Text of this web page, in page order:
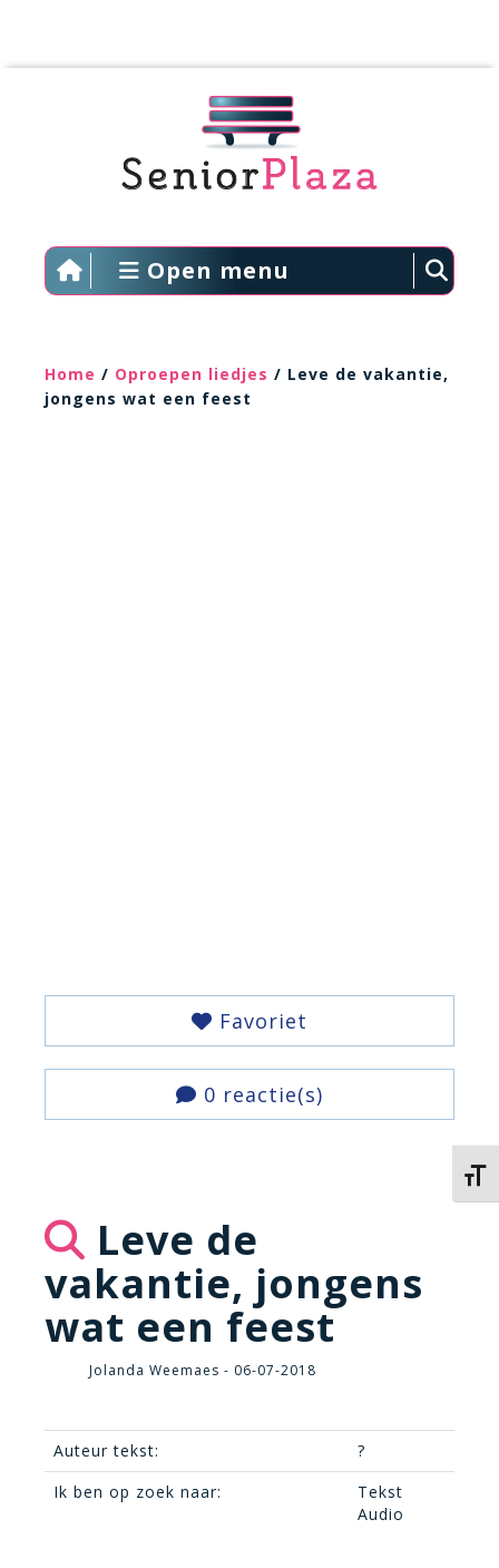
Open menu
Home / Oproepen liedjes / Leve de vakantie,
jongens wat een feest
Favoriet
0 reactie(s)
Leve de
vakantie, jongens
wat een feest
Jolanda Weemaes - 06-07-2018
Auteur tekst:
?
Ik ben op zoek naar:
Tekst
Audio